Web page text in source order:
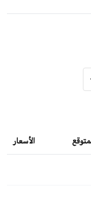
الأسعار